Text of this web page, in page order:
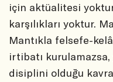
için aktüalitesi
karşılıkları yoktur.
Mantıkla felsefe-
irtibatı
disiplini olduğu